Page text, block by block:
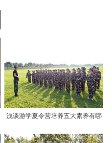
浅谈游学夏令营培养五大素养有哪